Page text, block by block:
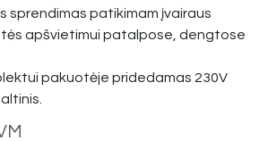
sprendimas patikimam įvairaus
apšvietimui patalpose, dengtose
pakuotėje pridedamas 230V